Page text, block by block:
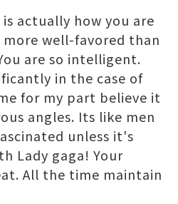
actually how you are
well-favored than
are so intelligent.
in the case of
for my part believe it
angles. Its like men
unless it's
Lady gaga! Your
All the time maintain